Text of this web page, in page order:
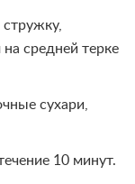
средней терке
сухари,
10 минут.